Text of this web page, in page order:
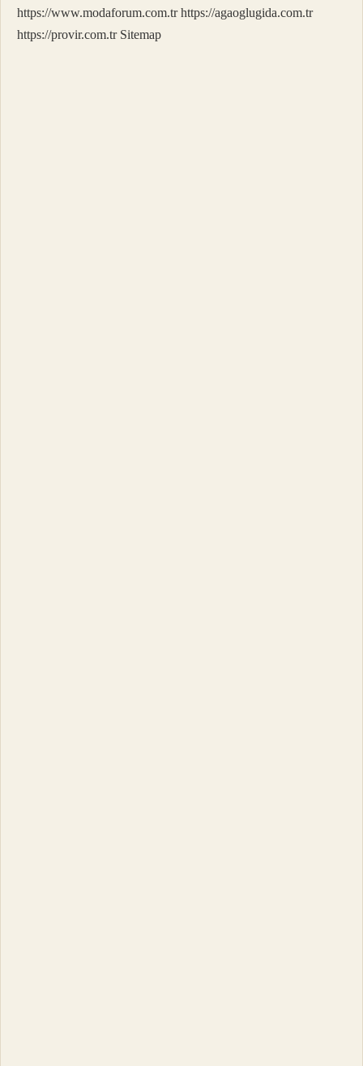
https://www.modaforum.com.tr https://agaoglugida.com.tr
https://provir.com.tr Sitemap